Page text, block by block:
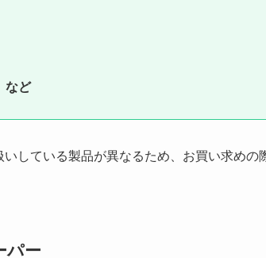
ど
している製品が異なるため、お買い求め
パー